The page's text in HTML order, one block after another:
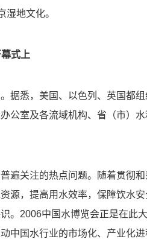
湿地文化。
式上
悉，美国、以色列、英国都组
公室及各流域机构、省（市）
关注的热点问题。随着贯彻和
源，提高用水效率，保障饮水
。2006中国水博览会正是在此
中国水行业的市场化、产业化